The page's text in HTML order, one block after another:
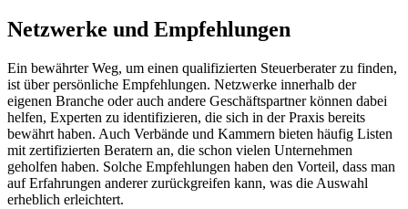
Netzwerke und Empfehlungen
Ein bewährter Weg, um einen qualifizierten Steuerberater zu finden,
ist über persönliche Empfehlungen. Netzwerke innerhalb der
eigenen Branche oder auch andere Geschäftspartner können dabei
helfen, Experten zu identifizieren, die sich in der Praxis bereits
bewährt haben. Auch Verbände und Kammern bieten häufig Listen
mit zertifizierten Beratern an, die schon vielen Unternehmen
geholfen haben. Solche Empfehlungen haben den Vorteil, dass man
auf Erfahrungen anderer zurückgreifen kann, was die Auswahl
erheblich erleichtert.